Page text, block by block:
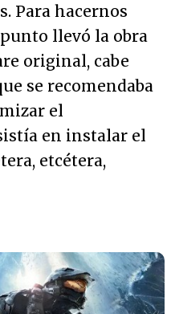
Para hacernos
llevó la obra
original, cabe
se recomendaba
el
en instalar el
etcétera,